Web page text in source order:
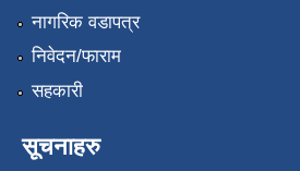
नागरिक वडापत्र
निवेदन/फाराम
सहकारी
सूचनाहरु